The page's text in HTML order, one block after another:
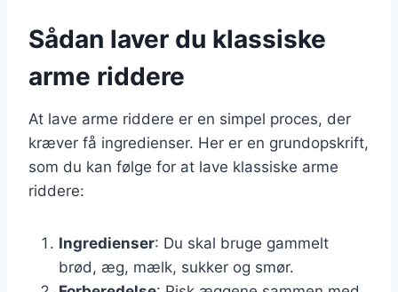
Sådan laver du klassiske
arme riddere
At lave arme riddere er en simpel proces, der
kræver få ingredienser. Her er en grundopskrift,
som du kan følge for at lave klassiske arme
riddere:
Ingredienser: Du skal bruge gammelt
brød, æg, mælk, sukker og smør.